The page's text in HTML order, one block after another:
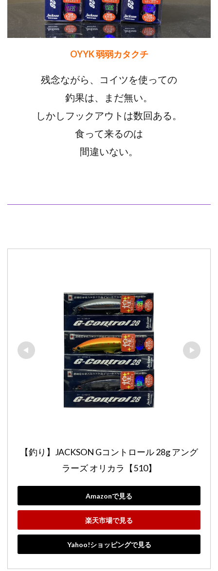
OYYK 弱弱カタクチ
残念ながら、コイツを使っての
釣果は、まだ無い。
しかしフックアウトは数回ある。
食って来るのは
間違いない。
【釣り】JACKSON Gコントロール 28g アング
ラーズ オリカラ【510】
Amazonで見る
楽天市場で見る
Yahoo!ショッピングで見る